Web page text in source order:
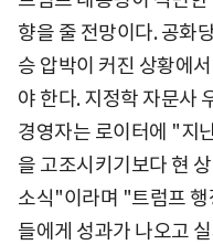
향을 줄 전망이다. 공화
승 압박이 커진 상황에
야 한다. 지정학 자문사
경영자는 로이터에 "지
을 고조시키기보다 현
소식"이라며 "트럼프
들에게 성과가 나오고